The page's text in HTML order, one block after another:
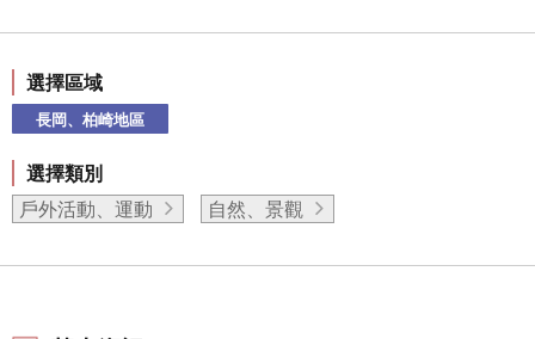
選擇區域
長岡、柏崎地區
選擇類別
戶外活動、運動
自然、景觀